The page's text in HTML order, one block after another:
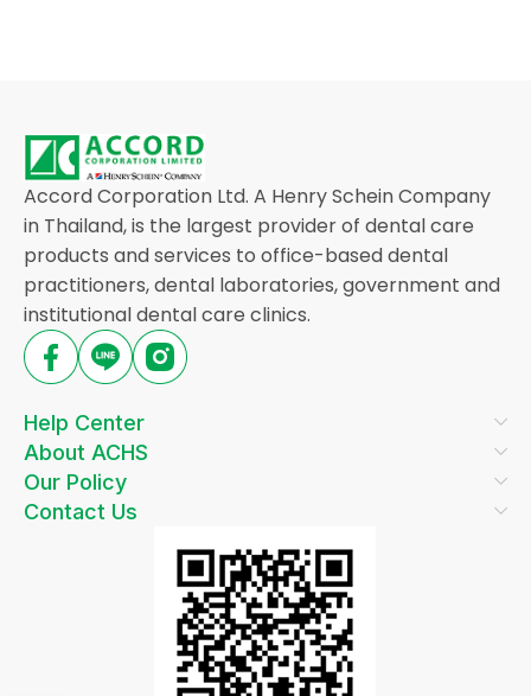
Accord Corporation Ltd. A Henry Schein Company
in Thailand, is the largest provider of dental care
products and services to office-based dental
practitioners, dental laboratories, government and
institutional dental care clinics.
Help Center
About ACHS
Our Policy
Contact Us